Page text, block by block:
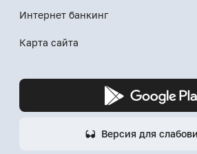
Интернет банкинг
Карта сайта
Версия для